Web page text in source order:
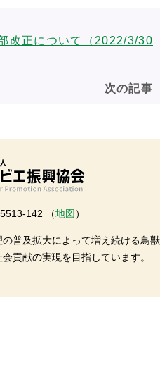
改正について（2022/3/30
次の記事
142 （地図 ）
普及拡大によって増え続ける鳥獣
貢献の実現を目指しています。